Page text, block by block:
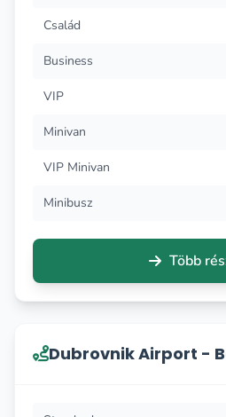
Család
Business
VIP
Minivan
VIP Minivan
Minibusz
Több
Dubrovnik Airport -